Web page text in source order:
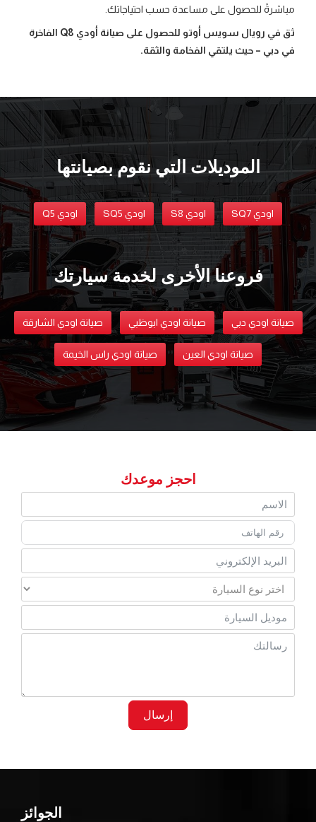
مباشرةً للحصول على مساعدة حسب احتياجاتك.
ثق في رويال سويس أوتو للحصول على صيانة أودي Q8 الفاخرة
في دبي – حيث يلتقي الفخامة والثقة.
الموديلات التي نقوم بصيانتها
اودي SQ7 اودي S8 اودي SQ5 اودي Q5
فروعنا الأخرى لخدمة سيارتك
صيانة اودي دبي صيانة اودي ابوظبي صيانة اودي الشارقة
صيانة اودي العين صيانة اودي راس الخيمة
احجز موعدك
إرسال
الجوائز